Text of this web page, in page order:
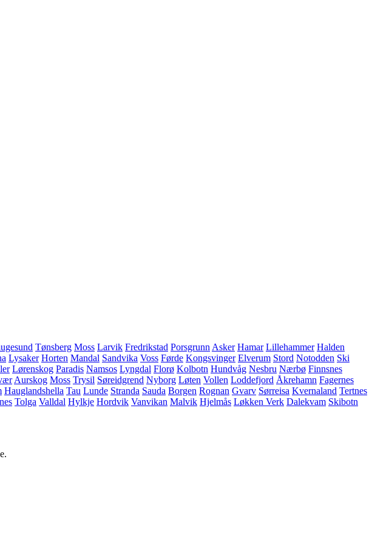
Tønsberg Moss Larvik Fredrikstad Porsgrunn Asker Hamar Lillehammer Halden
Lysaker Horten Mandal Sandvika Voss Førde Kongsvinger Elverum Stord Notodden Ski
Lørenskog Paradis Namsos Lyngdal Florø Kolbotn Hundvåg Nesbru Nærbø Finnsnes
Aurskog Moss Trysil Søreidgrend Nyborg Løten Vollen Loddefjord Åkrehamn Fagernes
Hauglandshella Tau Lunde Stranda Sauda Borgen Rognan Gvarv Sørreisa Kvernaland Tertnes
Tolga Valldal Hylkje Hordvik Vanvikan Malvik Hjelmås Løkken Verk Dalekvam Skibotn